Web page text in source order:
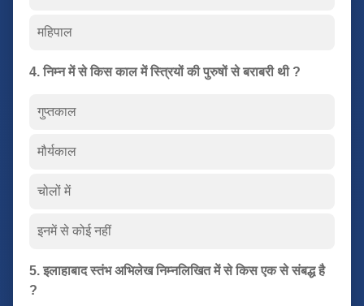
महिपाल
4. निम्न में से किस काल में स्त्रियों की पुरुषों से बराबरी थी ?
गुप्तकाल
मौर्यकाल
चोलों में
इनमें से कोई नहीं
5. इलाहाबाद स्तंभ अभिलेख निम्नलिखित में से किस एक से संबद्ध है
?